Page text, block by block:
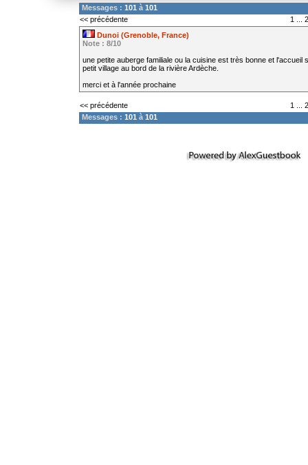
Messages : 101 à 101
<< précédente
1 ...
Dunoi (Grenoble, France)
Note : 8/10
une petite auberge familiale ou la cuisine est très bonne et
petit village au bord de la rivière Ardèche.
merci et à l'année prochaine
<< précédente 1 ...
Messages : 101 à 101